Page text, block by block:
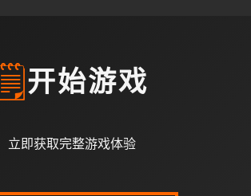
🗒️开始游戏
立即获取完整游戏体验